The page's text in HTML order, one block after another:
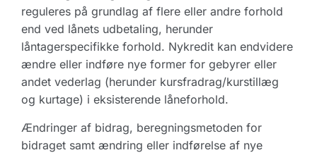
reguleres på grundlag af flere eller andre forhold
end ved lånets udbetaling, herunder
låntagerspecifikke forhold. Nykredit kan endvidere
ændre eller indføre nye former for gebyrer eller
andet vederlag (herunder kursfradrag/kurstillæg
og kurtage) i eksisterende låneforhold.
Ændringer af bidrag, beregningsmetoden for
bidraget samt ændring eller indførelse af nye